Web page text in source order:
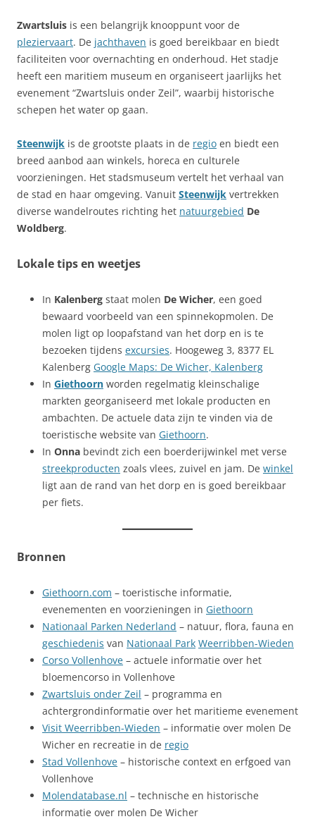
Zwartsluis is een belangrijk knooppunt voor de
pleziervaart. De jachthaven is goed bereikbaar en biedt
faciliteiten voor overnachting en onderhoud. Het stadje
heeft een maritiem museum en organiseert jaarlijks het
evenement “Zwartsluis onder Zeil”, waarbij historische
schepen het water op gaan.
Steenwijk is de grootste plaats in de regio en biedt een
breed aanbod aan winkels, horeca en culturele
voorzieningen. Het stadsmuseum vertelt het verhaal van
de stad en haar omgeving. Vanuit Steenwijk vertrekken
diverse wandelroutes richting het natuurgebied De
Woldberg.
Lokale tips en weetjes
In Kalenberg staat molen De Wicher, een goed
bewaard voorbeeld van een spinnekopmolen. De
molen ligt op loopafstand van het dorp en is te
bezoeken tijdens excursies. Hoogeweg 3, 8377 EL
Kalenberg Google Maps: De Wicher, Kalenberg
In Giethoorn worden regelmatig kleinschalige
markten georganiseerd met lokale producten en
ambachten. De actuele data zijn te vinden via de
toeristische website van Giethoorn.
In Onna bevindt zich een boerderijwinkel met verse
streekproducten zoals vlees, zuivel en jam. De winkel
ligt aan de rand van het dorp en is goed bereikbaar
per fiets.
Bronnen
Giethoorn.com – toeristische informatie,
evenementen en voorzieningen in Giethoorn
Nationaal Parken Nederland – natuur, flora, fauna en
geschiedenis van Nationaal Park Weerribben-Wieden
Corso Vollenhove – actuele informatie over het
bloemencorso in Vollenhove
Zwartsluis onder Zeil – programma en
achtergrondinformatie over het maritieme evenement
Visit Weerribben-Wieden – informatie over molen De
Wicher en recreatie in de regio
Stad Vollenhove – historische context en erfgoed van
Vollenhove
Molendatabase.nl – technische en historische
informatie over molen De Wicher